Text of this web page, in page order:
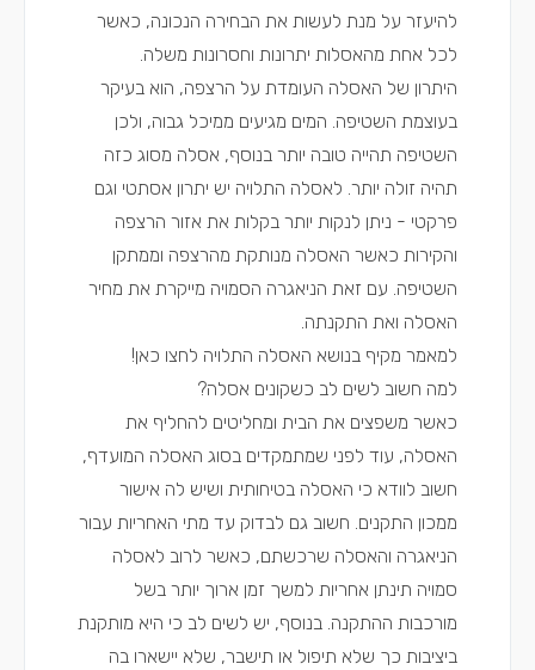
להיעזר על מנת לעשות את הבחירה הנכונה, כאשר
לכל אחת מהאסלות יתרונות וחסרונות משלה.
היתרון של האסלה העומדת על הרצפה, הוא בעיקר
בעוצמת השטיפה. המים מגיעים ממיכל גבוה, ולכן
השטיפה תהייה טובה יותר בנוסף, אסלה מסוג כזה
תהיה זולה יותר. לאסלה התלויה יש יתרון אסתטי וגם
פרקטי - ניתן לנקות יותר בקלות את אזור הרצפה
והקירות כאשר האסלה מנותקת מהרצפה וממתקן
השטיפה. עם זאת הניאגרה הסמויה מייקרת את מחיר
האסלה ואת התקנתה.
למאמר מקיף בנושא האסלה התלויה לחצו כאן!
למה חשוב לשים לב כשקונים אסלה?
כאשר משפצים את הבית ומחליטים להחליף את
האסלה, עוד לפני שמתמקדים בסוג האסלה המועדף,
חשוב לוודא כי האסלה בטיחותית ושיש לה אישור
ממכון התקנים. חשוב גם לבדוק עד מתי האחריות עבור
הניאגרה והאסלה שרכשתם, כאשר לרוב לאסלה
סמויה תינתן אחריות למשך זמן ארוך יותר בשל
מורכבות ההתקנה. בנוסף, יש לשים לב כי היא מותקנת
ביציבות כך שלא תיפול או תישבר, שלא יישארו בה